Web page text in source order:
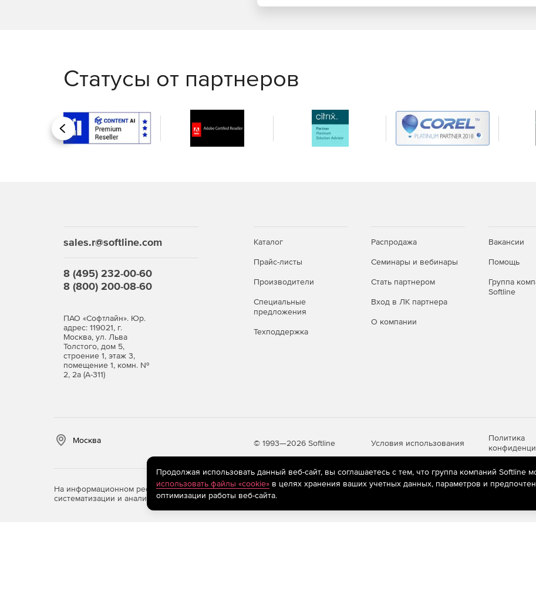
Статусы от партнеров
Назад
sales.r@softline.com
8 (495) 232-00-60
8 (800) 200-08-60
ПАО «Софтлайн». Юр.
адрес: 119021, г.
Москва, ул. Льва
Толстого, дом 5,
строение 1, этаж 3,
помещение 1, комн. №
2, 2а (А-311)
Каталог
Прайс-листы
Производители
Специальные
предложения
Техподдержка
Распродажа
Семинары и вебинары
Стать партнером
Вход в ЛК партнера
О компании
Вакансии
Помощь
Группа
Softline
Москва © 1993—2026 Softline Условия использования
Политика
На информационном ресурсе store.softline.ru применяютсярекомендательные технологии (информационные технологии
систематизации и анализа сведений, относящихся к предпочтениям пользователей сети «Интернет», находящихся на
Продолжая использовать данный веб-сайт, вы соглашаетесь с тем, что группа компаний Softline
использовать файлы «cookie»в целях хранения ваших учетных данных, параметров и
оптимизации работы веб-сайта.